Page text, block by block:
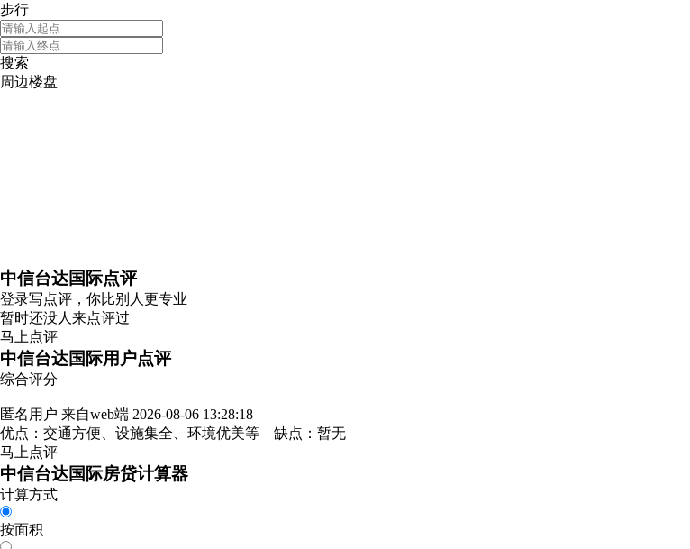
步行
搜索
周边楼盘
中信台达国际点评
登录写点评，你比别人更专业
暂时还没人来点评过
马上点评
中信台达国际用户点评
综合评分
匿名用户 来自web端 2026-08-06 13:28:18
优点：交通方便、设施集全、环境优美等 缺点：暂无
马上点评
中信台达国际房贷计算器
计算方式
按面积